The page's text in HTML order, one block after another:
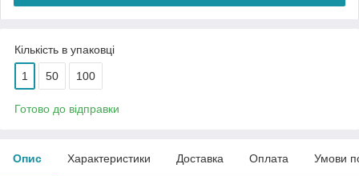
Кількість в упаковці
1 50 100
Готово до відправки
Опис Характеристики Доставка Оплата Умови